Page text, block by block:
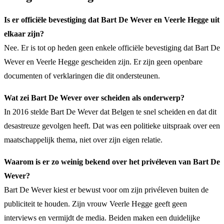
Is er officiële bevestiging dat Bart De Wever en Veerle Hegge uit
elkaar zijn?
Nee. Er is tot op heden geen enkele officiële bevestiging dat Bart De
Wever en Veerle Hegge gescheiden zijn. Er zijn geen openbare
documenten of verklaringen die dit ondersteunen.
Wat zei Bart De Wever over scheiden als onderwerp?
In 2016 stelde Bart De Wever dat Belgen te snel scheiden en dat dit
desastreuze gevolgen heeft. Dat was een politieke uitspraak over een
maatschappelijk thema, niet over zijn eigen relatie.
Waarom is er zo weinig bekend over het privéleven van Bart De
Wever?
Bart De Wever kiest er bewust voor om zijn privéleven buiten de
publiciteit te houden. Zijn vrouw Veerle Hegge geeft geen
interviews en vermijdt de media. Beiden maken een duidelijke